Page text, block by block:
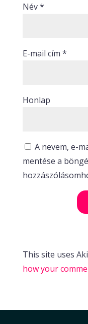
Név*
E-mail cím *
Honlap
A nevem, e-
mentése a
This site uses
how your